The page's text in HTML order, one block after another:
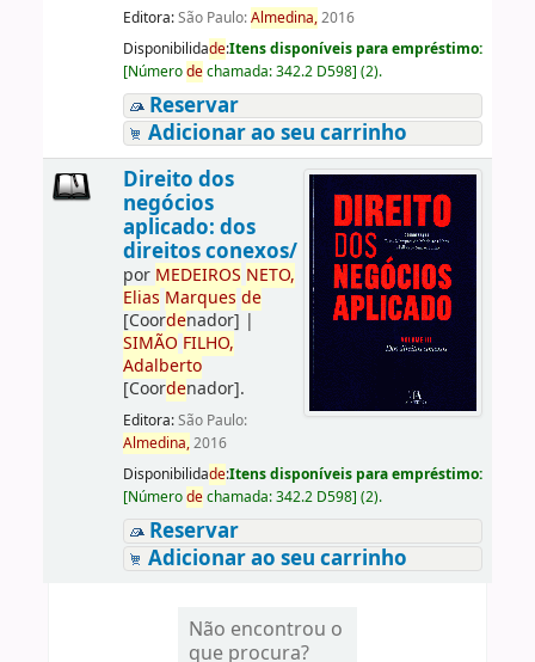
Editora:São Paulo:Almedina,2016
Disponibilidade:Itens disponíveis para empréstimo:
[Númerodechamada:342.2 D598] (2).
Reservar
Adicionar ao seu carrinho
Direito dos
negócios
aplicado: dos
direitos conexos/
por MEDEIROS NETO,
Elias Marques de
[Coordenador] |
SIMÃO FILHO,
Adalberto
[Coordenador].
Editora:São Paulo:
Almedina,2016
Disponibilidade:Itens disponíveis para empréstimo:
[Númerodechamada:342.2 D598] (2).
Reservar
Adicionar ao seu carrinho
Não encontrou o
que procura?